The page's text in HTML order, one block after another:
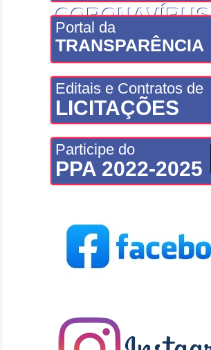
CORONAVÍRUS
Portal da
TRANSPARÊNCIA
Editais e Contratos de
LICITAÇÕES
Participe do
PPA 2022-2025